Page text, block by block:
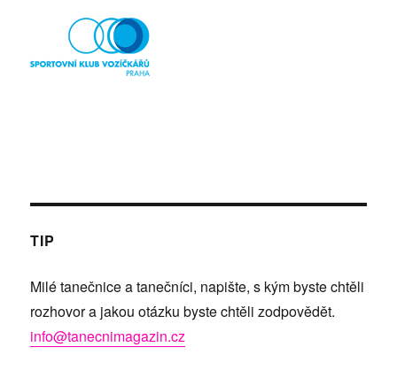
TIP
Milé tanečnice a tanečníci, napište, s kým byste chtěli
rozhovor a jakou otázku byste chtěli zodpovědět.
info@tanecnimagazin.cz